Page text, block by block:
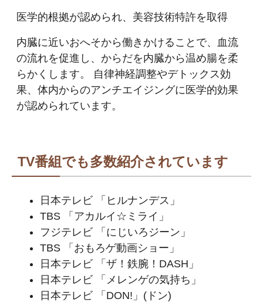
医学的根拠が認められ、美容技術特許を取得
内臓に近いおへそから働きかけることで、血流
の流れを促進し、からだを内臓から温め腸を柔
らかくします。 自律神経調整やデトックス効
果、体内からのアンチエイジングに医学的効果
が認められています。
TV番組でも多数紹介されています
日本テレビ 「ヒルナンデス」
TBS 「アカルイ☆ミライ」
フジテレビ 「にじいろジーン」
TBS 「おもろゲ動画ショー」
日本テレビ 「ザ！鉄腕！DASH」
日本テレビ 「メレンゲの気持ち」
日本テレビ 「DON!」(ドン)